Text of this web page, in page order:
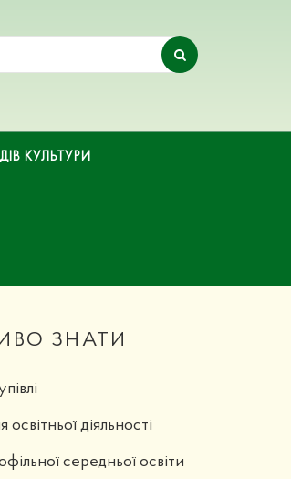
КУЛЬТУРИ
ЗНАТИ
освітньої діяльності
середньої освіти